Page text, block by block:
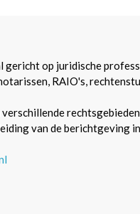
op juridische
RAIO's,
van de berichtgeving